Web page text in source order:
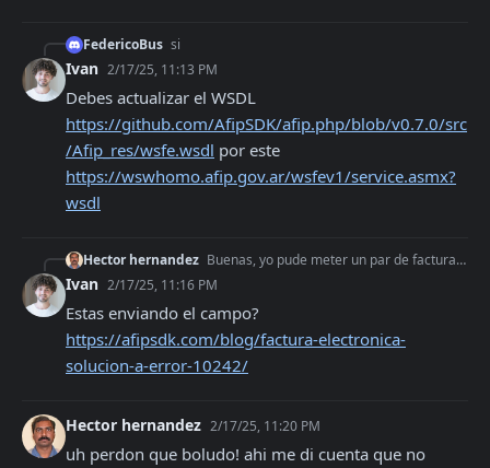
FedericoBus si
Ivan 2/17/25, 11:13 PM
https://github.com/AfipSDK/afip.php/blob/v0.7.0/src
/Afip_res/wsfe.wsdl
https://wswhomo.afip.gov.ar/wsfev1/service.asmx?
wsdl
Hector hernandez Buenas, yo pude meter un par de facturas con este cambio de la condición IVA (enviando 5 como consumidor final) hace unos dias, pero justo hoy, sin tocar el có
Ivan 2/17/25, 11:16 PM
https://afipsdk.com/blog/factura-electronica-
solucion-a-error-10242/
Hector hernandez 2/17/25, 11:20 PM
uh perdon que boludo! ahi me di cuenta que no